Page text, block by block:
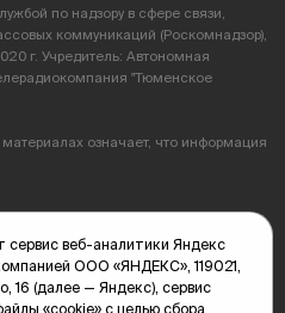
по надзору в сфере связи,
коммуникаций (Роскомнадзор),
г. Учредитель: Автономная
"Тюменское
означает, что информация
28А
сервис веб-аналитики Яндекс
ООО «ЯНДЕКС», 119021,
16 (далее — Яндекс), сервис
«cookie» с целью сбора